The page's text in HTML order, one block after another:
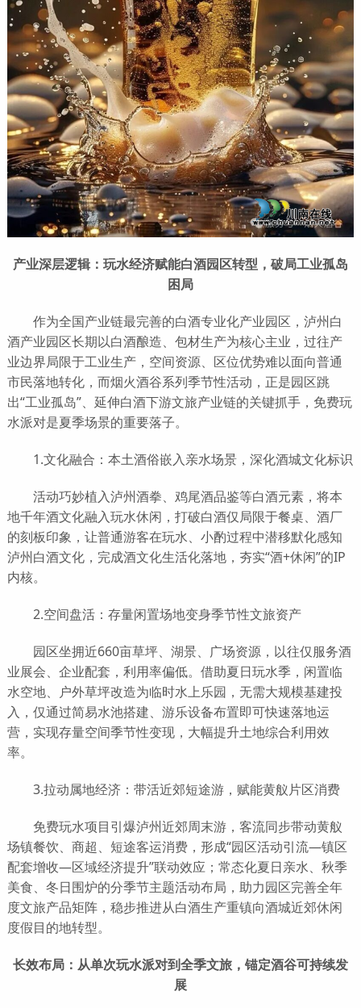
产业深层逻辑：玩水经济赋能白酒园区转型，破局工业孤岛
困局
作为全国产业链最完善的白酒专业化产业园区，泸州白
酒产业园区长期以白酒酿造、包材生产为核心主业，过往产
业边界局限于工业生产，空间资源、区位优势难以面向普通
市民落地转化，而烟火酒谷系列季节性活动，正是园区跳
出“工业孤岛”、延伸白酒下游文旅产业链的关键抓手，免费玩
水派对是夏季场景的重要落子。
1.文化融合：本土酒俗嵌入亲水场景，深化酒城文化标识
活动巧妙植入泸州酒拳、鸡尾酒品鉴等白酒元素，将本
地千年酒文化融入玩水休闲，打破白酒仅局限于餐桌、酒厂
的刻板印象，让普通游客在玩水、小酌过程中潜移默化感知
泸州白酒文化，完成酒文化生活化落地，夯实“酒+休闲”的IP
内核。
2.空间盘活：存量闲置场地变身季节性文旅资产
园区坐拥近660亩草坪、湖景、广场资源，以往仅服务酒
业展会、企业配套，利用率偏低。借助夏日玩水季，闲置临
水空地、户外草坪改造为临时水上乐园，无需大规模基建投
入，仅通过简易水池搭建、游乐设备布置即可快速落地运
营，实现存量空间季节性变现，大幅提升土地综合利用效
率。
3.拉动属地经济：带活近郊短途游，赋能黄舣片区消费
免费玩水项目引爆泸州近郊周末游，客流同步带动黄舣
场镇餐饮、商超、短途客运消费，形成“园区活动引流—镇区
配套增收—区域经济提升”联动效应；常态化夏日亲水、秋季
美食、冬日围炉的分季节主题活动布局，助力园区完善全年
度文旅产品矩阵，稳步推进从白酒生产重镇向酒城近郊休闲
度假目的地转型。
长效布局：从单次玩水派对到全季文旅，锚定酒谷可持续发
展